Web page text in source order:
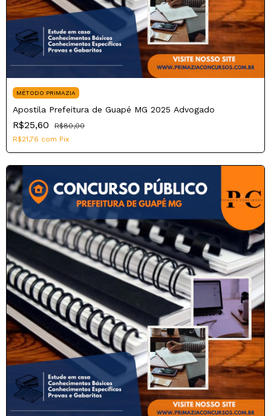
MÉTODO PRIMAZIA
Apostila Prefeitura de Guapé MG 2025 Advogado
R$25,60
R$80,00
R$21,76 com Pix